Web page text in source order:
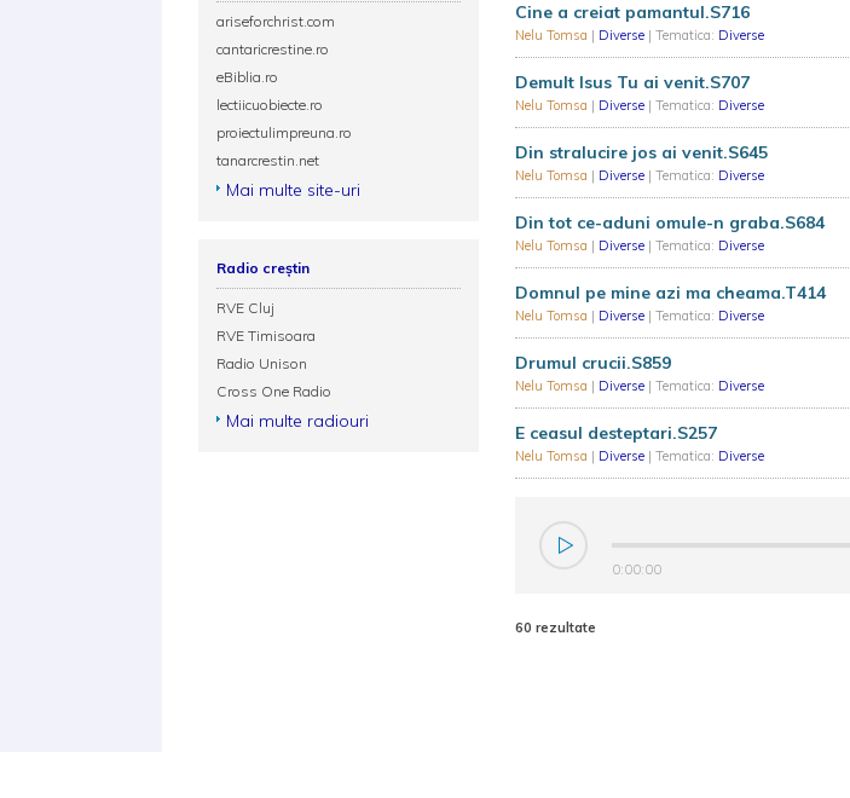
Cine a creiat pamantul.S716
Nelu Tomsa | Diverse | Tematica: Diverse
Demult Isus Tu ai venit.S707
Nelu Tomsa | Diverse | Tematica: Diverse
Din stralucire jos ai venit.S645
Nelu Tomsa | Diverse | Tematica: Diverse
Din tot ce-aduni omule-n graba.S684
Nelu Tomsa | Diverse | Tematica: Diverse
Domnul pe mine azi ma cheama.T414
Nelu Tomsa | Diverse | Tematica: Diverse
Drumul crucii.S859
Nelu Tomsa | Diverse | Tematica: Diverse
E ceasul desteptari.S257
Nelu Tomsa | Diverse | Tematica: Diverse
0:00:00
60 rezultate
ariseforchrist.com
cantaricrestine.ro
eBiblia.ro
lectiicuobiecte.ro
proiectulimpreuna.ro
tanarcrestin.net
Mai multe site-uri
Radio creștin
RVE Cluj
RVE Timisoara
Radio Unison
Cross One Radio
Mai multe radiouri